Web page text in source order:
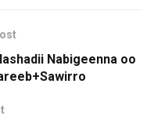
Nabigeenna oo